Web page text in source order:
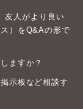
友人がより良い
）をQ&Aの形で
ますか？
示板など相談す